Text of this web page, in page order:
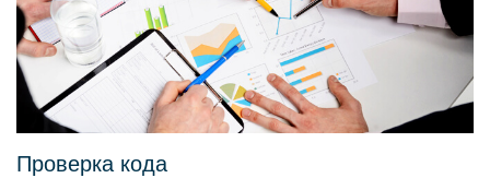
Проверка кода